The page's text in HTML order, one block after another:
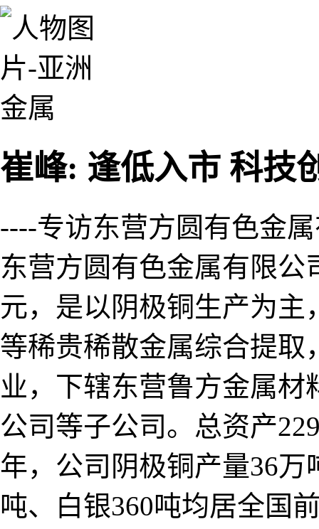
崔峰: 逢低入市 科技
----专访东营方圆有色金
东营方圆有色金属有限公
元，是以阴极铜生产为
等稀贵稀散金属综合提取
业，下辖东营鲁方金属
公司等子公司。总资产
年，公司阴极铜产量36
吨、白银360吨均居全国